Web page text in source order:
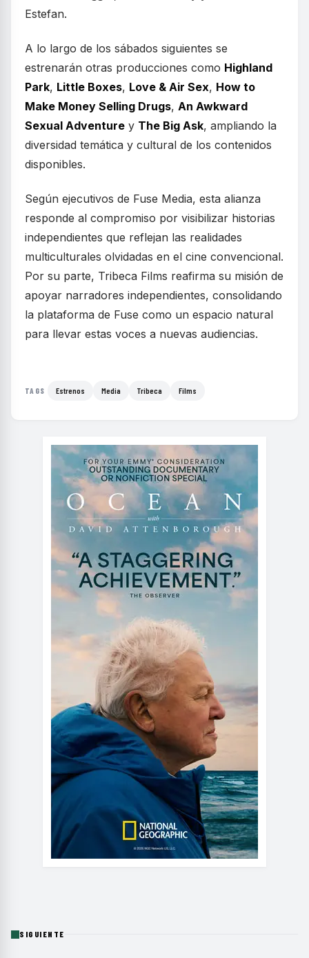
Estefan.
A lo largo de los sábados siguientes se
estrenarán otras producciones como Highland
Park, Little Boxes, Love & Air Sex, How to
Make Money Selling Drugs, An Awkward
Sexual Adventure y The Big Ask, ampliando la
diversidad temática y cultural de los contenidos
disponibles.
Según ejecutivos de Fuse Media, esta alianza
responde al compromiso por visibilizar historias
independientes que reflejan las realidades
multiculturales olvidadas en el cine convencional.
Por su parte, Tribeca Films reafirma su misión de
apoyar narradores independientes, consolidando
la plataforma de Fuse como un espacio natural
para llevar estas voces a nuevas audiencias.
TAGS Estrenos Media Tribeca Films
SIGUIENTE